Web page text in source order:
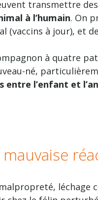
transmettre des
à l’humain. On
(vaccins à jour), et
à quatre
né,
entre l’enfant et
léchage